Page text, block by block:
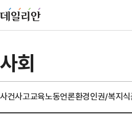
사회
사건사고교육노동언론환경인권/복지